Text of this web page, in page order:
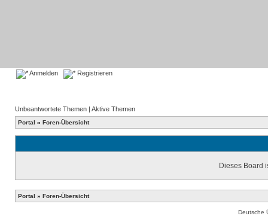
Anmelden Registrieren
Unbeantwortete Themen | Aktive Themen
Portal » Foren-Übersicht
Dieses Board
Portal » Foren-Übersicht
Deutsche